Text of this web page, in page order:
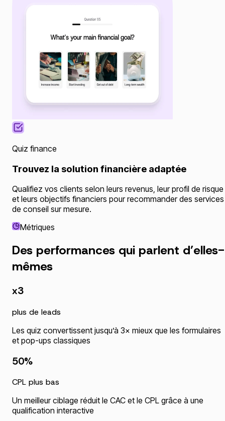
Quiz finance
Trouvez la solution financière adaptée
Qualifiez vos clients selon leurs revenus, leur profil de risque
et leurs objectifs financiers pour recommander des services
de conseil sur mesure.
Métriques
Des performances qui parlent d’elles-
mêmes
x3
plus de leads
Les quiz convertissent jusqu’à 3× mieux que les formulaires
et pop-ups classiques
50%
CPL plus bas
Un meilleur ciblage réduit le CAC et le CPL grâce à une
qualification interactive